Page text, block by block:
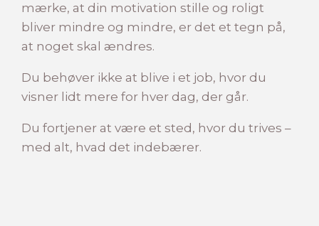
mærke, at din motivation stille og roligt
bliver mindre og mindre, er det et tegn på,
at noget skal ændres.
Du behøver ikke at blive i et job, hvor du
visner lidt mere for hver dag, der går.
Du fortjener at være et sted, hvor du trives –
med alt, hvad det indebærer.